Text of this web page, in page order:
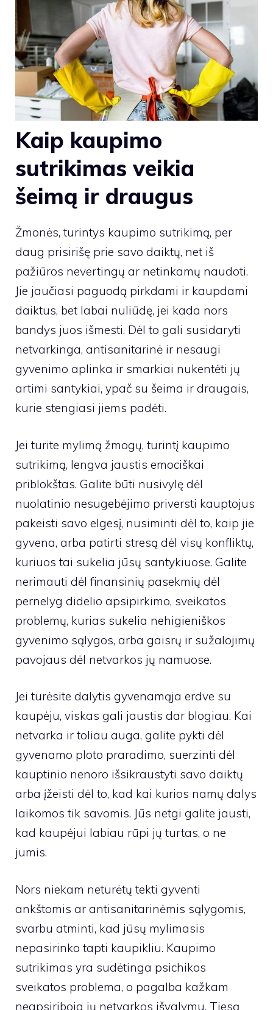
Kaip kaupimo
sutrikimas veikia
šeimą ir draugus
Žmonės, turintys kaupimo sutrikimą, per
daug prisirišę prie savo daiktų, net iš
pažiūros nevertingų ar netinkamų naudoti.
Jie jaučiasi paguodą pirkdami ir kaupdami
daiktus, bet labai nuliūdę, jei kada nors
bandys juos išmesti. Dėl to gali susidaryti
netvarkinga, antisanitarinė ir nesaugi
gyvenimo aplinka ir smarkiai nukentėti jų
artimi santykiai, ypač su šeima ir draugais,
kurie stengiasi jiems padėti.
Jei turite mylimą žmogų, turintį kaupimo
sutrikimą, lengva jaustis emociškai
priblokštas. Galite būti nusivylę dėl
nuolatinio nesugebėjimo priversti kauptojus
pakeisti savo elgesį, nusiminti dėl to, kaip jie
gyvena, arba patirti stresą dėl visų konfliktų,
kuriuos tai sukelia jūsų santykiuose. Galite
nerimauti dėl finansinių pasekmių dėl
pernelyg didelio apsipirkimo, sveikatos
problemų, kurias sukelia nehigieniškos
gyvenimo sąlygos, arba gaisrų ir sužalojimų
pavojaus dėl netvarkos jų namuose.
Jei turėsite dalytis gyvenamąja erdve su
kaupėju, viskas gali jaustis dar blogiau. Kai
netvarka ir toliau auga, galite pykti dėl
gyvenamo ploto praradimo, suerzinti dėl
kauptinio nenoro išsikraustyti savo daiktų
arba įžeisti dėl to, kad kai kurios namų dalys
laikomos tik savomis. Jūs netgi galite jausti,
kad kaupėjui labiau rūpi jų turtas, o ne
jumis.
Nors niekam neturėtų tekti gyventi
ankštomis ar antisanitarinėmis sąlygomis,
svarbu atminti, kad jūsų mylimasis
nepasirinko tapti kaupikliu. Kaupimo
sutrikimas yra sudėtinga psichikos
sveikatos problema, o pagalba kažkam
neapsiriboja jų netvarkos išvalymu. Tiesą